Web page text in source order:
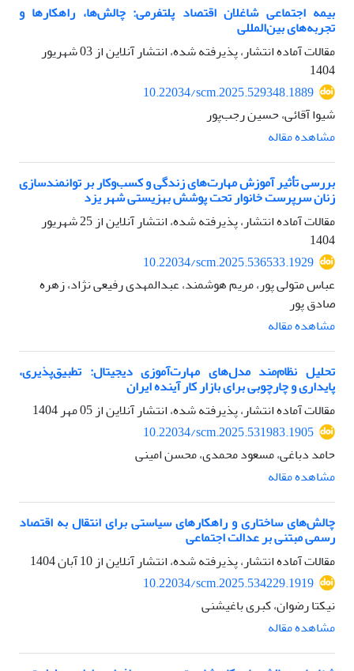
بیمه اجتماعی شاغلان اقتصاد پلتفرمی: چالش‌ها، راهکارها و
تجربه‌های بین‌المللی
مقالات آماده انتشار، پذیرفته شده، انتشار آنلاین از
03 شهریور
1404
10.22034/scm.2025.529348.1889
شیوا آقائی، حسین رجب‌پور
مشاهده مقاله
بررسی تأثیر آموزش مهارت‌های زندگی و کسب‌وکار بر توانمندسازی
زنان سرپرست خانوار تحت پوشش بهزیستی شهر یزد
مقالات آماده انتشار، پذیرفته شده، انتشار آنلاین از
25 شهریور
1404
10.22034/scm.2025.536533.1929
عباس متولی پور، مریم هوشمند، عبدالمهدی رفیعی نژاد، زهره
صادق پور
مشاهده مقاله
تحلیل نظام‌مند مدل‌های مهارت‌آموزی دیجیتال: تطبیق‌پذیری،
پایداری و چارچوبی برای بازار کار آینده ایران
مقالات آماده انتشار، پذیرفته شده، انتشار آنلاین از05 مهر 1404
10.22034/scm.2025.531983.1905
حامد دباغی، مسعود محمدی، محسن امینی
مشاهده مقاله
چالش‌های ساختاری و راهکارهای سیاستی برای انتقال به اقتصاد
رسمی مبتنی بر عدالت اجتماعی
مقالات آماده انتشار، پذیرفته شده، انتشار آنلاین از10 آبان 1404
10.22034/scm.2025.534229.1919
نیکتا رضوان، کبری باغیشنی
مشاهده مقاله